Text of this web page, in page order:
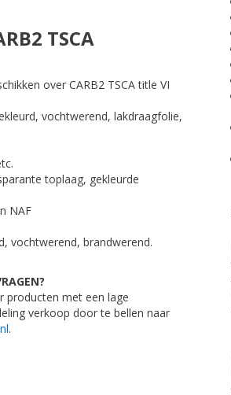
TSCA
over CARB2 TSCA title VI
vochtwerend, lakdraagfolie,
toplaag, gekleurde
NAF
vochtwerend, brandwerend.
producten met een lage
verkoop door te bellen naar
.